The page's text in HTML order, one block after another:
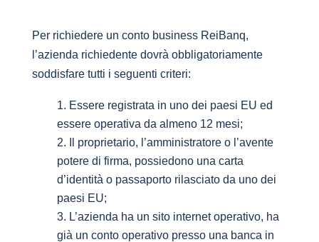
Per richiedere un conto business ReiBanq,
l’azienda richiedente dovrà obbligatoriamente
soddisfare tutti i seguenti criteri:
Essere registrata in uno dei paesi EU ed
essere operativa da almeno 12 mesi;
Il proprietario, l’amministratore o l’avente
potere di firma, possiedono una carta
d’identità o passaporto rilasciato da uno dei
paesi EU;
L’azienda ha un sito internet operativo, ha
già un conto operativo presso una banca in